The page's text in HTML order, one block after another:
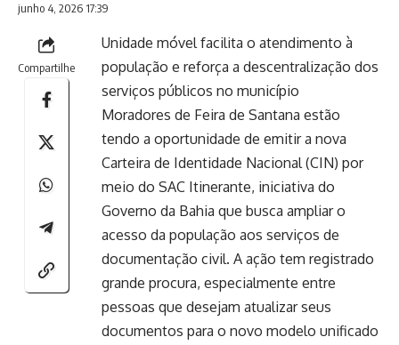
junho 4, 2026 17:39
Compartilhe
Unidade móvel facilita o atendimento à
população e reforça a descentralização dos
serviços públicos no município
Moradores de Feira de Santana estão
tendo a oportunidade de emitir a nova
Carteira de Identidade Nacional (CIN) por
meio do SAC Itinerante, iniciativa do
Governo da Bahia que busca ampliar o
acesso da população aos serviços de
documentação civil. A ação tem registrado
grande procura, especialmente entre
pessoas que desejam atualizar seus
documentos para o novo modelo unificado